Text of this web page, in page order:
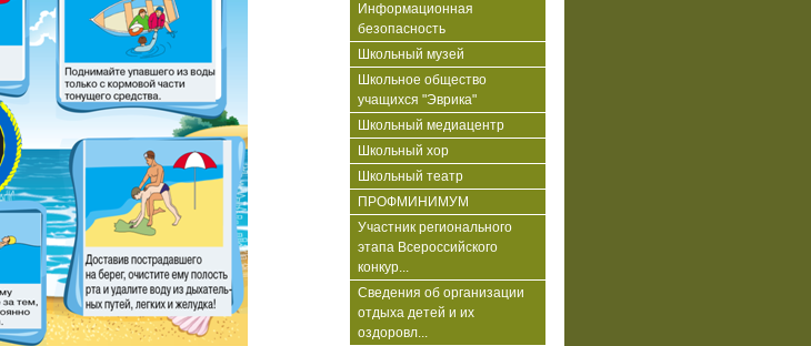
Информационная
безопасность
Школьный музей
Школьное общество
учащихся "Эврика"
Школьный медиацентр
Школьный хор
Школьный театр
ПРОФМИНИМУМ
Участник регионального
этапа Всероссийского
конкур...
Сведения об организации
отдыха детей и их
оздоровл...